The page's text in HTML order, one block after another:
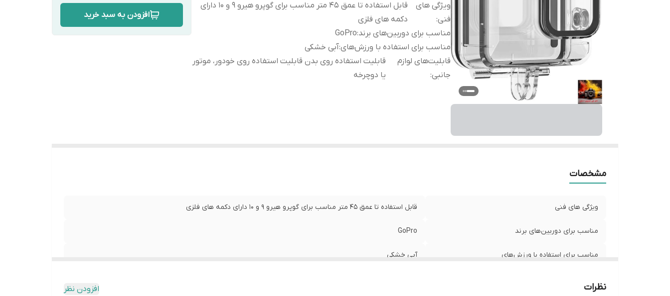
ویژگی های
فنی:
قابل استفاده تا عمق ۴۵ متر مناسب برای گوپرو هیرو ۹ و ۱۰ دارای
دکمه های فلزی
مناسب برای دوربین‌های برند:
GoPro
مناسب برای استفاده با ورزش‌های:آبی خشکی
قابلیت‌های لوازم
جانبی:
قابلیت استفاده روی بدن قابلیت استفاده روی خودور، موتور
یا دوچرخه
افزودن به سبد خرید
مشخصات
ویژگی های فنی قابل استفاده تا عمق ۴۵ متر مناسب برای گوپرو هیرو ۹ و ۱۰ دارای دکمه های فلزی
مناسب برای دوربین‌های برند GoPro
مناسب برای استفاده با ورزش‌های آبی خشکی
نظرات افزودن نظر